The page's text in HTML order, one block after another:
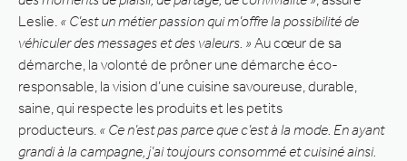
Leslie. « C’est un métier passion qui m’offre la possibilité de
véhiculer des messages et des valeurs. » Au cœur de sa
démarche, la volonté de prôner une démarche éco-
responsable, la vision d’une cuisine savoureuse, durable,
saine, qui respecte les produits et les petits
producteurs. « Ce n’est pas parce que c’est à la mode. En ayant
grandi à la campagne, j’ai toujours consommé et cuisiné ainsi.